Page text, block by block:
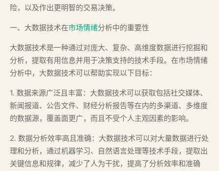
险，以及作出更明智的交易决策。
一、大数据技术在市场情绪分析中的重要性
大数据技术是一种通过对庞大、复杂、高维度数据进行挖掘和
分析，提取有用信息并用于决策支持的技术手段。在市场情绪
分析中，大数据技术可以帮助实现以下目标：
1. 数据来源广泛且丰富：大数据技术可以获取包括社交媒体、
新闻报道、公告文件、财经分析报告等在内的多渠道、多维度
的数据源，覆盖面更广，而且不受个人主观因素的影响。
2. 数据分析效率高且准确：大数据技术可以对大量数据进行处
理和分析，通过机器学习、自然语言处理等技术手段，提取出
关键信息和规律，减少了人为干扰，提高了分析效率和准确